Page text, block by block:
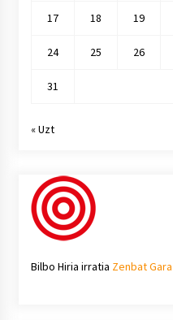
17 18 19
24 25 26
31
« Uzt
Bilbo Hiria irratia Zenbat Gara